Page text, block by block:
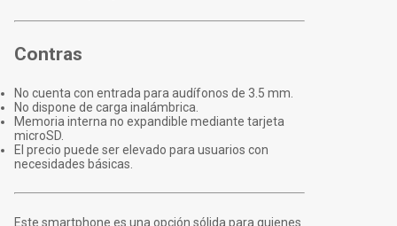
Contras
No cuenta con entrada para audífonos de 3.5 mm.
No dispone de carga inalámbrica.
Memoria interna no expandible mediante tarjeta
microSD.
El precio puede ser elevado para usuarios con
necesidades básicas.
Este smartphone es una opción sólida para quienes